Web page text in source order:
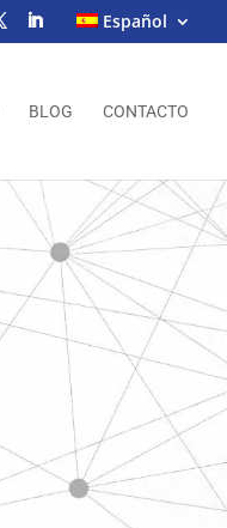
Español
BLOG CONTACTO